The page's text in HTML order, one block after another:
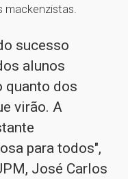
mackenzistas.
sucesso
alunos
quanto dos
virão. A
para todos",
José Carlos